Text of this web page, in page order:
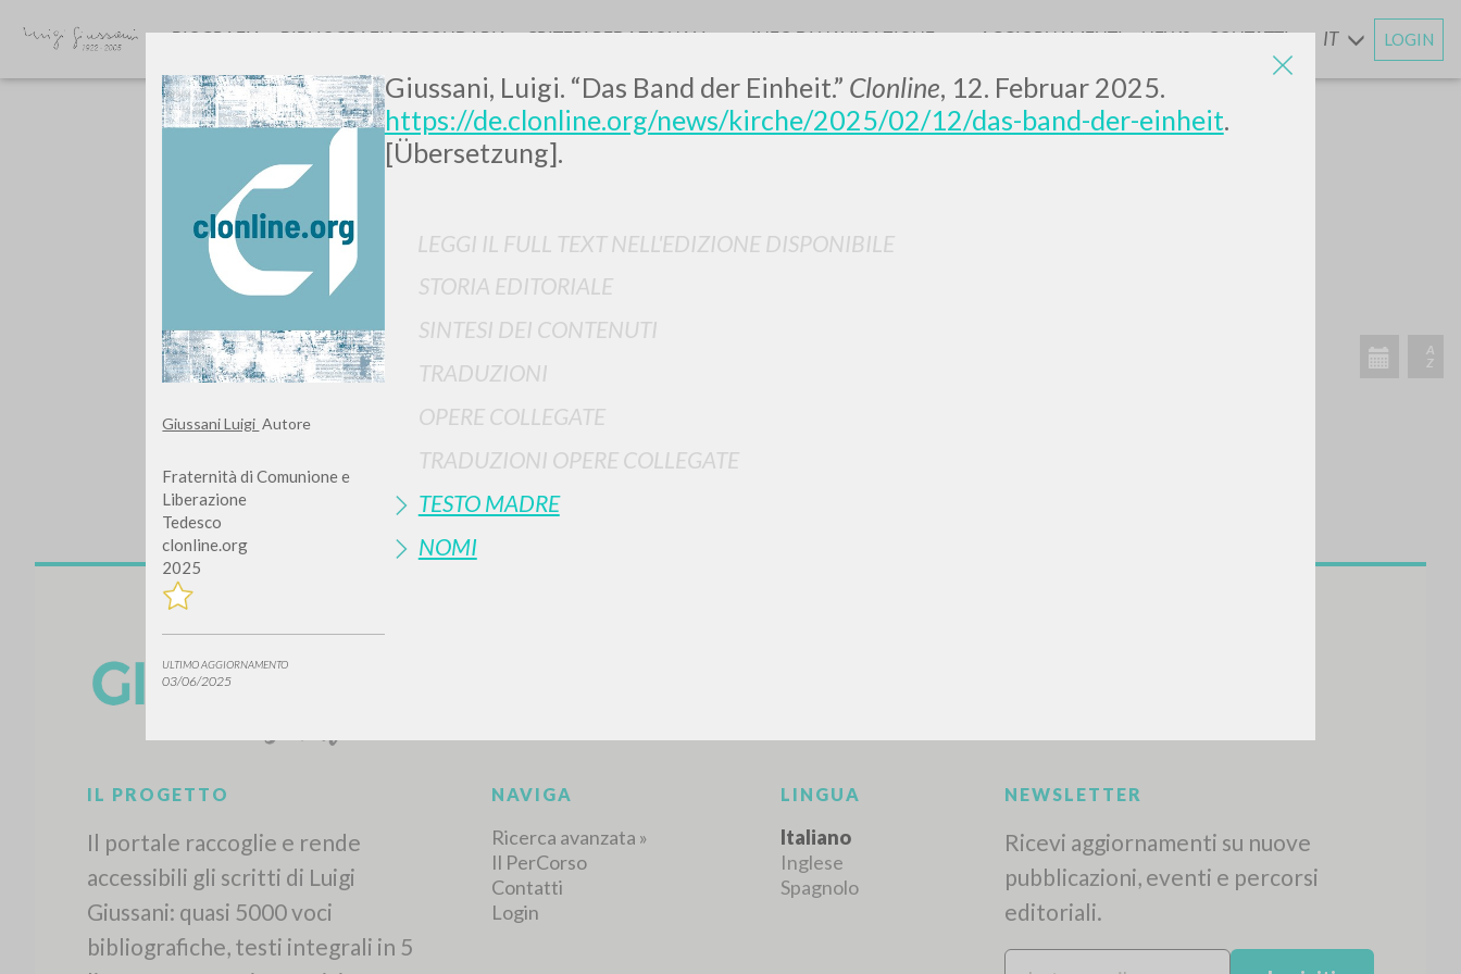
Giussani Luigi Autore
Fraternità di Comunione e
Liberazione
Tedesco
clonline.org
2025
ULTIMO AGGIORNAMENTO
03/06/2025
Giussani, Luigi. “Das Band der Einheit.” Clonline, 12. Februar 2025.
https://de.clonline.org/news/kirche/2025/02/12/das-band-der-einheit.
[Übersetzung].
LEGGI IL FULL TEXT NELL'EDIZIONE DISPONIBILE
STORIA EDITORIALE
SINTESI DEI CONTENUTI
TRADUZIONI
OPERE COLLEGATE
TRADUZIONI OPERE COLLEGATE
TESTO MADRE
NOMI
BIOGRAFIA BIBLIOGRAFIA SECONDARIA CRITERI REDAZIONALI INFO DI NAVIGAZIONE AGGIORNAMENTIENEWS CONTATTI IT LOGIN
0DOCUMENTI TROVATI
TIPOLOGIA OPERA LINGUA
IL PROGETTO
Il portale raccoglie e rende
NAVIGA LINGUA NEWSLETTER
Ricevi aggiornamenti su nuove